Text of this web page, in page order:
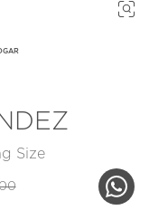
Size